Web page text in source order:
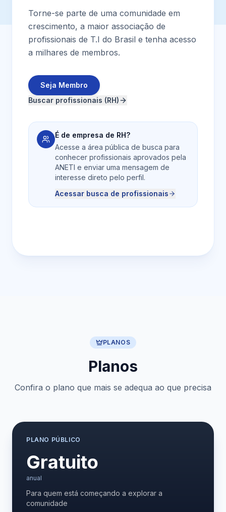
Torne-se parte de uma comunidade em
crescimento, a maior associação de
profissionais de T.I do Brasil e tenha acesso
a milhares de membros.
Seja Membro
Buscar profissionais (RH)
É de empresa de RH?
Acesse a área pública de busca para
conhecer profissionais aprovados pela
ANETI e enviar uma mensagem de
interesse direto pelo perfil.
Acessar busca de profissionais
PLANOS
Planos
Confira o plano que mais se adequa ao que precisa
PLANO PÚBLICO
Gratuito
anual
Para quem está começando a explorar a
comunidade